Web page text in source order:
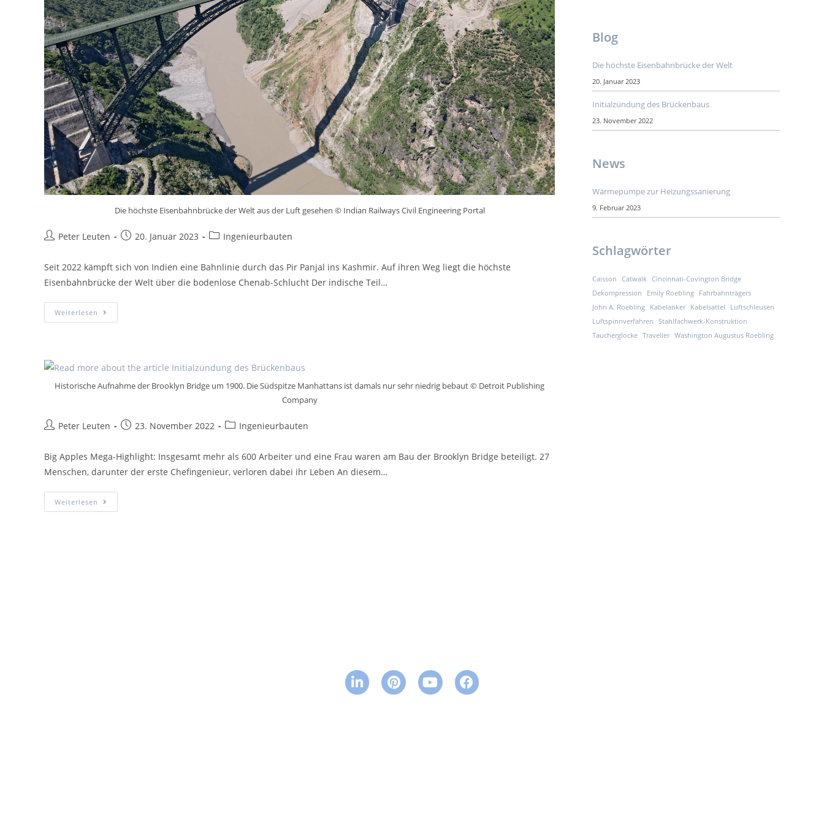
Die höchste Eisenbahnbrücke der Welt aus der Luft gesehen © Indian Railways Civil Engineering Portal
Peter Leuten 20. Januar 2023 Ingenieurbauten
Seit 2022 kämpft sich von Indien eine Bahnlinie durch das Pir Panjal ins Kashmir. Auf ihren Weg liegt die höchste
Eisenbahnbrücke der Welt über die bodenlose Chenab-Schlucht Der indische Teil…
Weiterlesen
Historische Aufnahme der Brooklyn Bridge um 1900. Die Südspitze Manhattans ist damals nur sehr niedrig bebaut © Detroit Publishing
Company
Peter Leuten 23. November 2022 Ingenieurbauten
Big Apples Mega-Highlight: Insgesamt mehr als 600 Arbeiter und eine Frau waren am Bau der Brooklyn Bridge beteiligt. 27
Menschen, darunter der erste Chefingenieur, verloren dabei ihr Leben An diesem…
Weiterlesen
Blog
Die höchste Eisenbahnbrücke der Welt
20. Januar 2023
Initialzündung des Brückenbaus
23. November 2022
News
Wärmepumpe zur Heizungssanierung
9. Februar 2023
Schlagwörter
Caisson Catwalk Cincinnati-Covington Bridge
Dekompression
Emily Roebling
Fahrbahnträgers
John A. Roebling
Kabelanker Kabelsattel
Luftschleusen
Luftspinnverfahren
Stahlfachwerk-Konstruktion
Taucherglocke Traveller Washington Augustus Roebling